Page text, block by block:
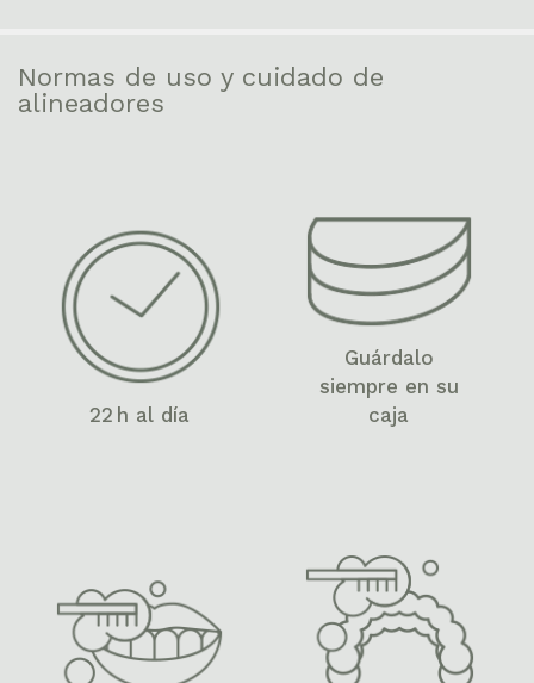
Normas de uso y cuidado de
alineadores
22 h al día
Guárdalo
siempre en su
caja